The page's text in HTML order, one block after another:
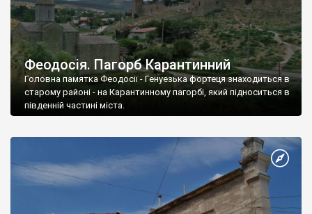
Феодосія. Пагорб Карантинний
Головна памятка Феодосії - Генуезька фортеця знаходиться в
старому районі - на Карантинному пагорбі, який підноситься в
південній частині міста.